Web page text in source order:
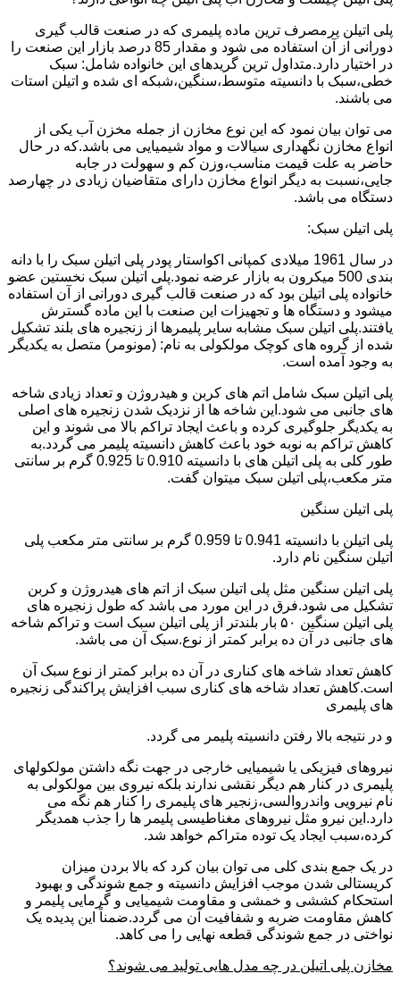
پلی اتیلن پرمصرف ترین ماده پلیمری که در صنعت قالب گیری
دورانی از آن استفاده می شود و مقدار 85 درصد بازار این صنعت را
در اختیار دارد.متداول ترین گریدهای این خانواده شامل: سبک
خطی،سبک با دانسیته متوسط،سنگین،شبکه ای شده و اتیلن استات
می باشند.
می توان بیان نمود که این نوع مخازن از جمله مخزن آب یکی از
انواع مخازن نگهداری سیالات و مواد شیمیایی می باشد.که در حال
حاضر به علت قیمت مناسب،وزن کم و سهولت در جابه
جایی،نسبت به دیگر انواع مخازن دارای متقاضیان زیادی در چهارصد
دستگاه می باشد.
پلی اتیلن سبک:
در سال 1961 میلادی کمپانی اکواستار پودر پلی اتیلن سبک را با دانه
بندی 500 میکرون به بازار عرضه نمود.پلی اتیلن سبک نخستین عضو
خانواده پلی اتیلن بود که در صنعت قالب گیری دورانی از آن استفاده
میشود و دستگاه ها و تجهیزات این صنعت با این ماده گسترش
یافتند.پلی اتیلن سبک مشابه سایر پلیمرها از زنجیره های بلند تشکیل
شده از گروه های کوچک مولکولی به نام: (مونومر) متصل به یکدیگر
به وجود آمده است.
پلی اتیلن سبک شامل اتم های کربن و هیدروژن و تعداد زیادی شاخه
های جانبی می شود.این شاخه ها از نزدیک شدن زنجیره های اصلی
به یکدیگر جلوگیری کرده و باعث ایجاد تراکم بالا می شوند و این
کاهش تراکم به نوبه خود باعث کاهش دانسیته پلیمر می گردد.به
طور کلی به پلی اتیلن های با دانسیته 0.910 تا 0.925 گرم بر سانتی
متر مکعب،پلی اتیلن سبک میتوان گفت.
پلی اتیلن سنگین
پلی اتیلن با دانسیته 0.941 تا 0.959 گرم بر سانتی متر مکعب پلی
اتیلن سنگین نام دارد.
پلی اتیلن سنگین مثل پلی اتیلن سبک از اتم های هیدروژن و کربن
تشکیل می شود.فرق در این مورد می باشد که طول زنجیره های
پلی اتیلن سنگین ۵۰ بار بلندتر از پلی اتیلن سبک است و تراکم شاخه
های جانبی در آن ده برابر کمتر از نوع.سبک آن می باشد.
کاهش تعداد شاخه های کناری در آن ده برابر کمتر از نوع سبک آن
است.کاهش تعداد شاخه های کناری سبب افزایش پراکندگی زنجیره
های پلیمری
و در نتیجه بالا رفتن دانسیته پلیمر می گردد.
نیروهای فیزیکی یا شیمیایی خارجی در جهت نگه داشتن مولکولهای
پلیمری در کنار هم دیگر نقشی ندارند بلکه نیروی بین مولکولی به
نام نیرویی واندروالسی،زنجیر های پلیمری را کنار هم نگه می
دارد.این نیرو مثل نیروهای مغناطیسی پلیمر ها را جذب همدیگر
کرده،سبب ایجاد یک توده متراکم خواهد شد.
در یک جمع بندی کلی می توان بیان کرد که بالا بردن میزان
کریستالی شدن موجب افزایش دانسیته و جمع شوندگی و بهبود
استحکام کششی و خمشی و مقاومت شیمیایی و گرمایی پلیمر و
کاهش مقاومت ضربه و شفافیت آن می گردد.ضمناً این پدیده یک
نواختی در جمع شوندگی قطعه نهایی را می کاهد.
مخازن پلی اتیلن در چه مدل هایی تولید می شوند؟